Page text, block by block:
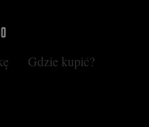
Gdzie kupić?